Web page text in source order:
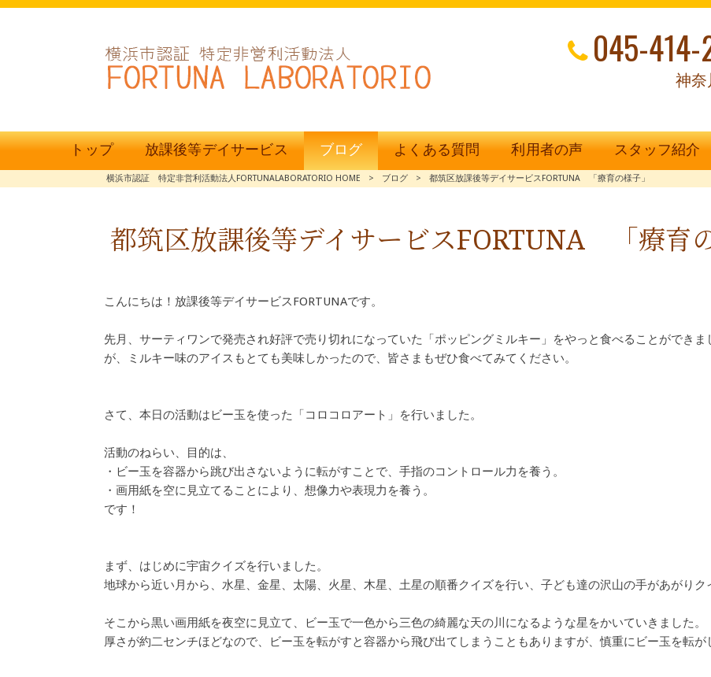
045-414-
神奈
トップ 放課後等デイサービス ブログ よくある質問 利用者の声 スタッフ紹介
横浜市認証 特定非営利活動法人FORTUNALABORATORIO HOME > ブログ > 都筑区放課後等デイサービスFORTUNA 「療育の様子」
都筑区放課後等デイサービスFORTUNA 「療育の
こんにちは！放課後等デイサービスFORTUNAです。
先月、サーティワンで発売され好評で売り切れになっていた「ポッピングミルキー」をやっと食べることができ
が、ミルキー味のアイスもとても美味しかったので、皆さまもぜひ食べてみてください。
さて、本日の活動はビー玉を使った「コロコロアート」を行いました。
活動のねらい、目的は、
・ビー玉を容器から跳び出さないように転がすことで、手指のコントロール力を養う。
・画用紙を空に見立てることにより、想像力や表現力を養う。
です！
まず、はじめに宇宙クイズを行いました。
地球から近い月から、水星、金星、太陽、火星、木星、土星の順番クイズを行い、子ども達の沢山の手があがりク
そこから黒い画用紙を夜空に見立て、ビー玉で一色から三色の綺麗な天の川になるような星をかいていきました。
厚さが約二センチほどなので、ビー玉を転がすと容器から飛び出てしまうこともありますが、慎重にビー玉を転が